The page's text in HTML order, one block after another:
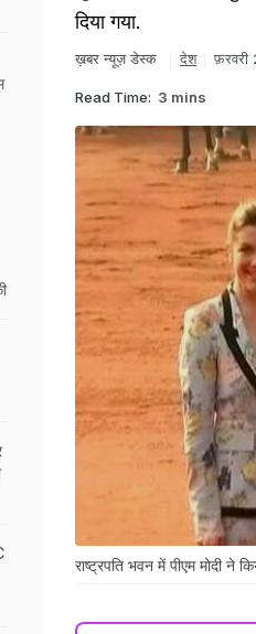
दिया गया.
ख़बर न्यूज़ डेस्क देश फ़रवरी
Read Time: 3 mins
राष्ट्रपति भवन में पीएम मोदी ने